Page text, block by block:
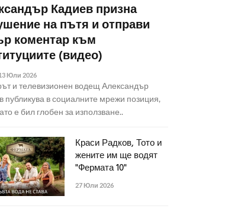
Кадиев призна
на пътя и отправи
коментар към
(видео)
Юли 2026
и телевизионен водещ Александър
публикува в социалните мрежи позиция,
е бил глобен за използване..
Краси Радков, Тото и
жените им ще водят
"Фермата 10"
27 Юли 2026